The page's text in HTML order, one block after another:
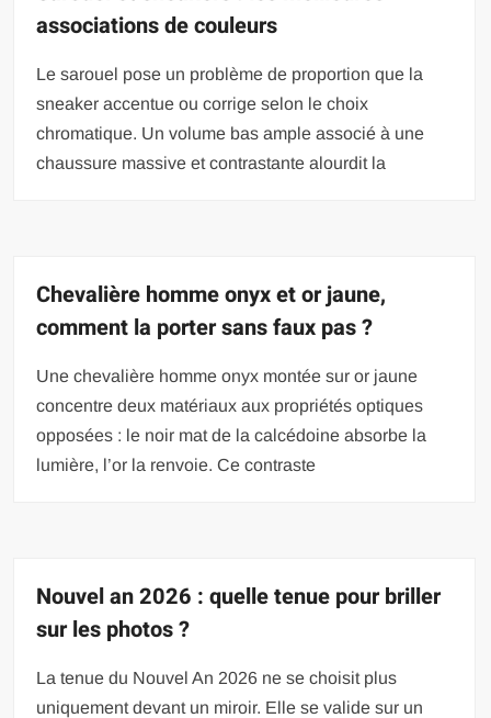
associations de couleurs
Le sarouel pose un problème de proportion que la
sneaker accentue ou corrige selon le choix
chromatique. Un volume bas ample associé à une
chaussure massive et contrastante alourdit la
Chevalière homme onyx et or jaune,
comment la porter sans faux pas ?
Une chevalière homme onyx montée sur or jaune
concentre deux matériaux aux propriétés optiques
opposées : le noir mat de la calcédoine absorbe la
lumière, l’or la renvoie. Ce contraste
Nouvel an 2026 : quelle tenue pour briller
sur les photos ?
La tenue du Nouvel An 2026 ne se choisit plus
uniquement devant un miroir. Elle se valide sur un